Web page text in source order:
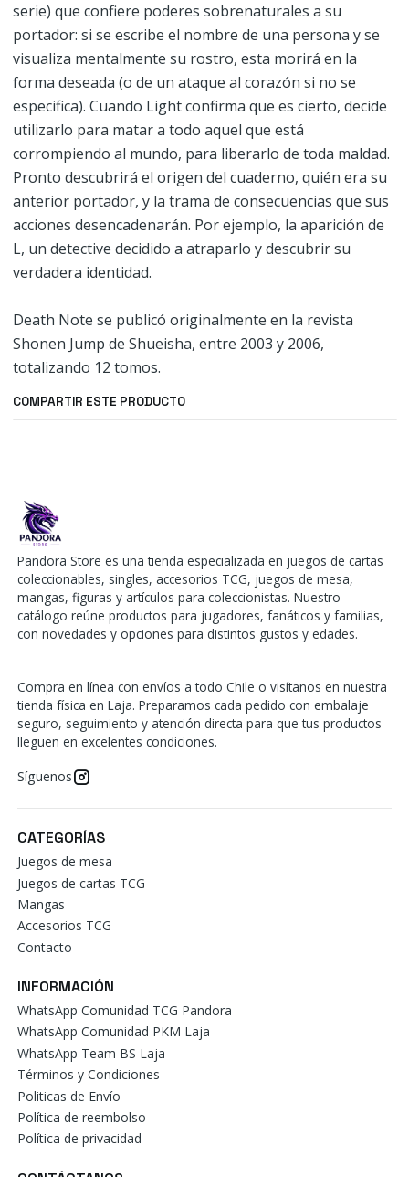
serie) que confiere poderes sobrenaturales a su
portador: si se escribe el nombre de una persona y se
visualiza mentalmente su rostro, esta morirá en la
forma deseada (o de un ataque al corazón si no se
especifica). Cuando Light confirma que es cierto, decide
utilizarlo para matar a todo aquel que está
corrompiendo al mundo, para liberarlo de toda maldad.
Pronto descubrirá el origen del cuaderno, quién era su
anterior portador, y la trama de consecuencias que sus
acciones desencadenarán. Por ejemplo, la aparición de
L, un detective decidido a atraparlo y descubrir su
verdadera identidad.
Death Note se publicó originalmente en la revista
Shonen Jump de Shueisha, entre 2003 y 2006,
totalizando 12 tomos.
COMPARTIR ESTE PRODUCTO
Pandora Store es una tienda especializada en juegos de cartas
coleccionables, singles, accesorios TCG, juegos de mesa,
mangas, figuras y artículos para coleccionistas. Nuestro
catálogo reúne productos para jugadores, fanáticos y familias,
con novedades y opciones para distintos gustos y edades.
Compra en línea con envíos a todo Chile o visítanos en nuestra
tienda física en Laja. Preparamos cada pedido con embalaje
seguro, seguimiento y atención directa para que tus productos
lleguen en excelentes condiciones.
Síguenos
CATEGORÍAS
Juegos de mesa
Juegos de cartas TCG
Mangas
Accesorios TCG
Contacto
INFORMACIÓN
WhatsApp Comunidad TCG Pandora
WhatsApp Comunidad PKM Laja
WhatsApp Team BS Laja
Términos y Condiciones
Politicas de Envío
Política de reembolso
Política de privacidad